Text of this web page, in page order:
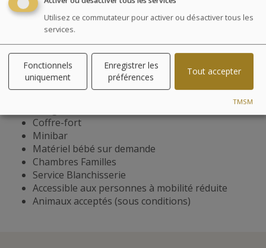
Restaurant vue sur mer
Bar salon de thé vue sur mer
Petit déjeuner sous forme de buffet
Spa
Piscine de détente
Hammam
Solarium
Coffre-fort
Minibar
Matériel bébé sur demande
Chambres Familles
Service Blanchisserie
Accessible aux personnes à mobilité réduite
Animaux acceptés (sous conditions)
Utilisez ce commutateur pour activer ou désactiver tous les
services.
Fonctionnels
uniquement
Enregistrer les
préférences
Tout accepter
TMSM